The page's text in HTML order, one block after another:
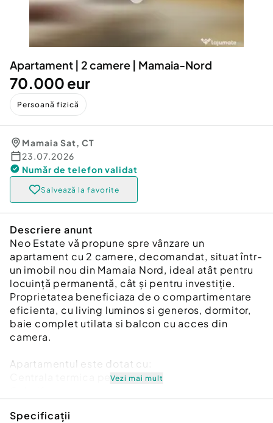
Servicii
Animale de companie
Afaceri și echipamente profesionale
Inchiriere Bunuri si Vehicule
Utilaje agricole si industriale
Piese auto si accesorii
Dacia Duster
Apartament | 2 camere | Mamaia-Nord
70.000 eur
Persoană fizică
Mamaia Sat, CT
23.07.2026
Număr de telefon validat
Salvează la favorite
Descriere anunt
Neo Estate vă propune spre vânzare un
apartament cu 2 camere, decomandat, situat într-
un imobil nou din Mamaia Nord, ideal atât pentru
locuință permanentă, cât și pentru investiție.
Proprietatea beneficiaza de o compartimentare
eficienta, cu living luminos si generos, dormitor,
baie complet utilata si balcon cu acces din
camera.
Apartamentul este dotat cu:
Centrala termica pe gazVezi mai mult
Specificații